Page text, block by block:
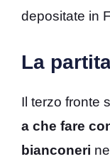
depositate in
La
Il terzo fronte
a che fare
bianconeri